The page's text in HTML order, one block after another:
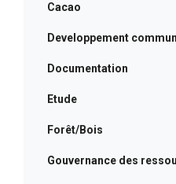
Cacao
Developpement
Documentation
Etude
Forêt/Bois
Gouvernance des